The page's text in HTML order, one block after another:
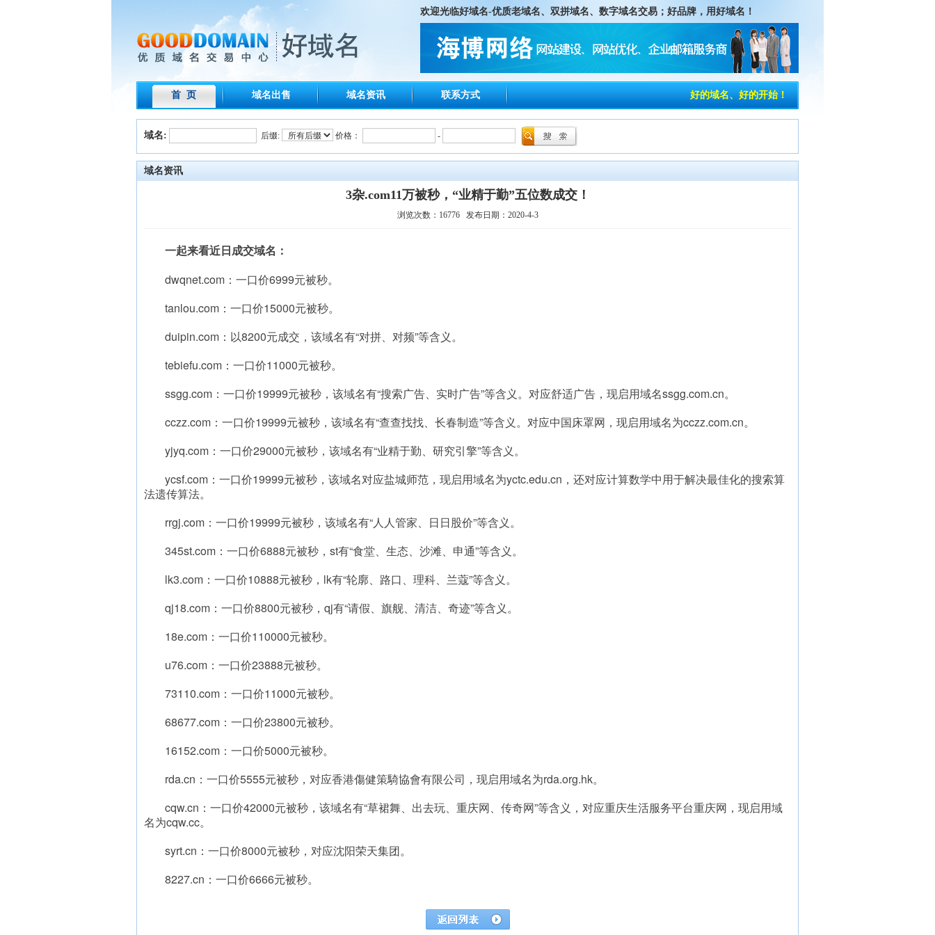
欢迎光临好域名-优质老域名、双拼域名、数字域名交易 ；好品牌，用好域名！
首 页 域名出售 域名资讯 联系方式 好的域名、好的开始！
域名: 后缀: 价格： -
域名资讯
3杂.com11万被秒，“业精于勤”五位数成交！
浏览次数：16776 发布日期：2020-4-3
一起来看近日成交域名：
dwqnet.com：一口价6999元被秒。
tanlou.com：一口价15000元被秒。
duipin.com：以8200元成交，该域名有“对拼、对频”等含义。
tebiefu.com：一口价11000元被秒。
ssgg.com：一口价19999元被秒，该域名有“搜索广告、实时广告”等含义。对应舒适广告，现启用域名ssgg.com.cn。
cczz.com：一口价19999元被秒，该域名有“查查找找、长春制造”等含义。对应中国床罩网，现启用域名为cczz.com.cn。
yjyq.com：一口价29000元被秒，该域名有“业精于勤、研究引擎”等含义。
ycsf.com：一口价19999元被秒，该域名对应盐城师范，现启用域名为yctc.edu.cn，还对应计算数学中用于解决最佳化的搜索算
法遗传算法。
rrgj.com：一口价19999元被秒，该域名有“人人管家、日日股价”等含义。
345st.com：一口价6888元被秒，st有“食堂、生态、沙滩、申通”等含义。
lk3.com：一口价10888元被秒，lk有“轮廓、路口、理科、兰蔻”等含义。
qj18.com：一口价8800元被秒，qj有“请假、旗舰、清洁、奇迹”等含义。
18e.com：一口价110000元被秒。
u76.com：一口价23888元被秒。
73110.com：一口价11000元被秒。
68677.com：一口价23800元被秒。
16152.com：一口价5000元被秒。
rda.cn：一口价5555元被秒，对应香港傷健策騎協會有限公司，现启用域名为rda.org.hk。
cqw.cn：一口价42000元被秒，该域名有“草裙舞、出去玩、重庆网、传奇网”等含义，对应重庆生活服务平台重庆网，现启用域
名为cqw.cc。
syrt.cn：一口价8000元被秒，对应沈阳荣天集团。
8227.cn：一口价6666元被秒。